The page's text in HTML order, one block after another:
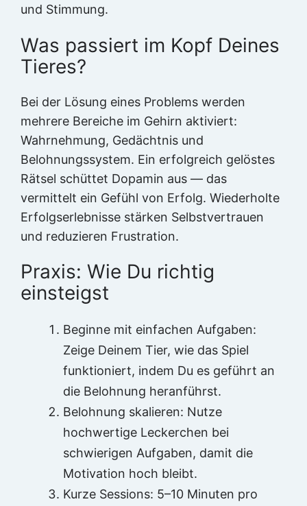
und Stimmung.
Was passiert im Kopf Deines
Tieres?
Bei der Lösung eines Problems werden
mehrere Bereiche im Gehirn aktiviert:
Wahrnehmung, Gedächtnis und
Belohnungssystem. Ein erfolgreich gelöstes
Rätsel schüttet Dopamin aus — das
vermittelt ein Gefühl von Erfolg. Wiederholte
Erfolgserlebnisse stärken Selbstvertrauen
und reduzieren Frustration.
Praxis: Wie Du richtig
einsteigst
Beginne mit einfachen Aufgaben:
Zeige Deinem Tier, wie das Spiel
funktioniert, indem Du es geführt an
die Belohnung heranführst.
Belohnung skalieren: Nutze
hochwertige Leckerchen bei
schwierigen Aufgaben, damit die
Motivation hoch bleibt.
Kurze Sessions: 5–10 Minuten pro